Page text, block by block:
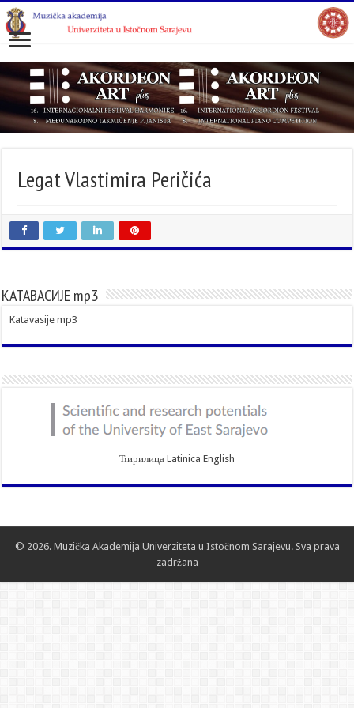
Legat Vlastimira Peričića
КАТАВАСИЈЕ mp3
Katavasije mp3
Ћирилица Latinica English
© 2026. Muzička Akademija Univerziteta u Istočnom Sarajevu. Sva prava
zadržana